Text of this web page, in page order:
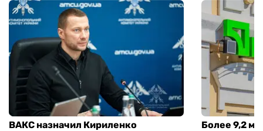
ВАКС назначил Кириленко
Более 9,2